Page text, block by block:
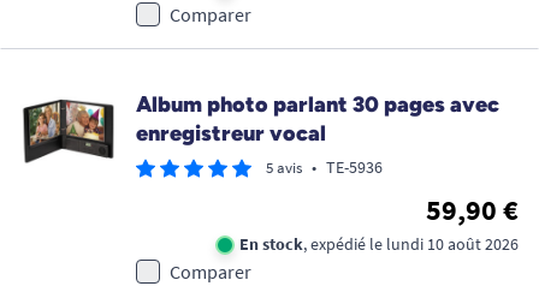
Comparer
Album photo parlant 30 pages avec
enregistreur vocal
5 avis • TE-5936
59,90 €
En stock, expédié le lundi 10 août 2026
Comparer